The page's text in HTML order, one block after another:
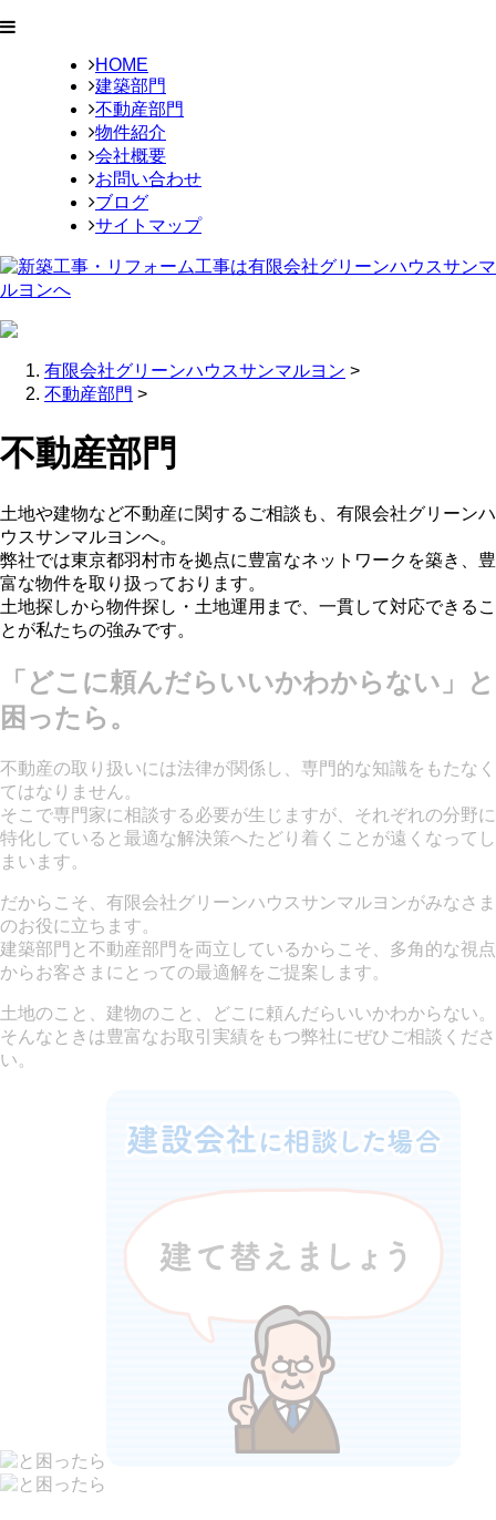
HOME
建築部門
不動産部門
物件紹介
会社概要
お問い合わせ
ブログ
サイトマップ
有限会社グリーンハウスサンマルヨン >
不動産部門 >
不動産部門
土地や建物など不動産に関するご相談も、有限会社グリーンハ
ウスサンマルヨンへ。
弊社では東京都羽村市を拠点に豊富なネットワークを築き、豊
富な物件を取り扱っております。
土地探しから物件探し・土地運用まで、一貫して対応できるこ
とが私たちの強みです。
「どこに頼んだらいいかわからない」と
困ったら。
不動産の取り扱いには法律が関係し、専門的な知識をもたなく
てはなりません。
そこで専門家に相談する必要が生じますが、それぞれの分野に
特化していると最適な解決策へたどり着くことが遠くなってし
まいます。
だからこそ、有限会社グリーンハウスサンマルヨンがみなさま
のお役に立ちます。
建築部門と不動産部門を両立しているからこそ、多角的な視点
からお客さまにとっての最適解をご提案します。
土地のこと、建物のこと、どこに頼んだらいいかわからない。
そんなときは豊富なお取引実績をもつ弊社にぜひご相談くださ
い。